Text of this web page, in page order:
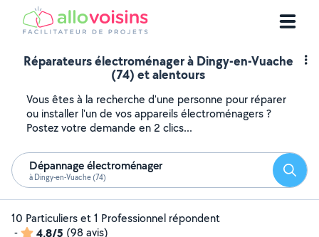
Réparateurs électroménager à Dingy-en-Vuache
(74) et alentours
Vous êtes à la recherche d'une personne pour réparer
ou installer l'un de vos appareils électroménagers ?
Postez votre demande en 2 clics...
Dépannage électroménager
à Dingy-en-Vuache (74)
10 Particuliers et 1 Professionnel répondent
-
4,8/5 (98 avis)